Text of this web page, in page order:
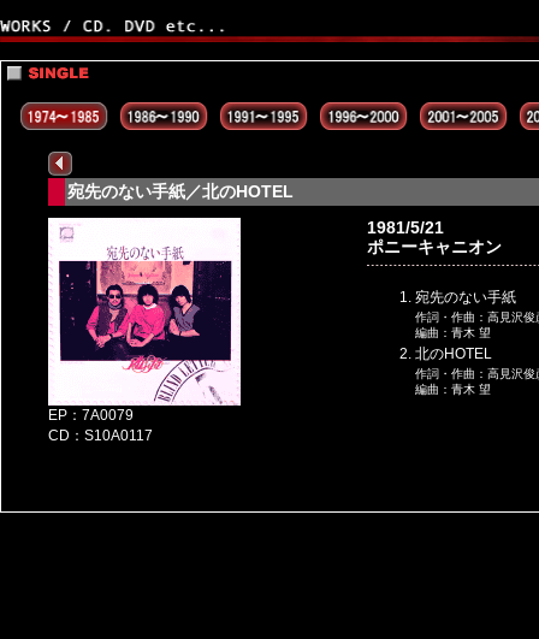
宛先のない手紙／北のHOTEL
EP：7A0079
CD：S10A0117
1981/5/21
ポニーキャニオン
宛先のない手紙
作詞・作曲：高見沢俊
編曲：青木 望
北のHOTEL
作詞・作曲：高見沢俊
編曲：青木 望